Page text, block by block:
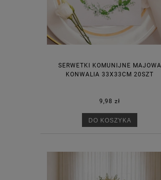
SERWETKI KOMUNIJNE MAJOWA
KONWALIA 33X33CM 20SZT
9,98 zł
DO KOSZYKA